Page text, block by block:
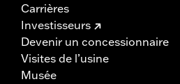
Carrières
Investisseurs
Devenir un concessionnaire
Visites de l’usine
Musée